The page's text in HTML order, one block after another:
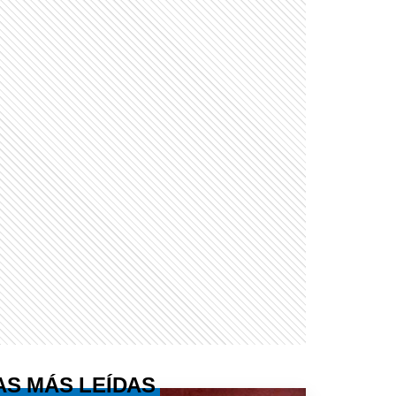
MÁS LEÍDAS